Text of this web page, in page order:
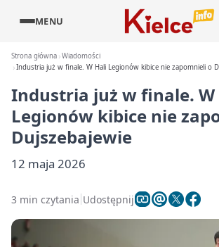
MENU
Strona główna Wiadomości
Industria już w finale. W Hali Legionów kibice nie zapomnieli o
Industria już w finale. W
Legionów kibice nie
Dujszebajewie
12 maja 2026
3 min czytania Udostępnij